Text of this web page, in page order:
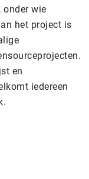
onder wie
het project is
en
iedereen